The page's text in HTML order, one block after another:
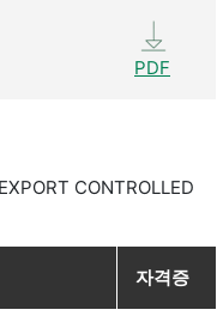
PDF
CONTROLLED
자격증